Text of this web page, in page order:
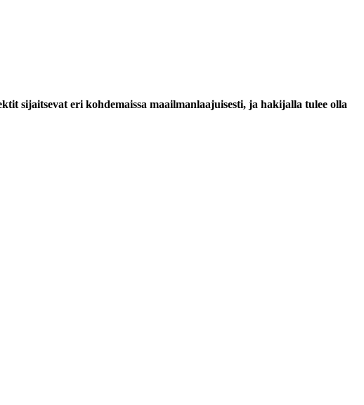
sijaitsevat eri kohdemaissa maailmanlaajuisesti, ja hakijalla tulee olla